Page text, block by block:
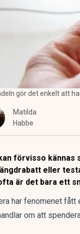
gör det enkelt att
Matilda
Habbe
förvisso kännas
eller
är det bara ett
har fenomenet fått
om att